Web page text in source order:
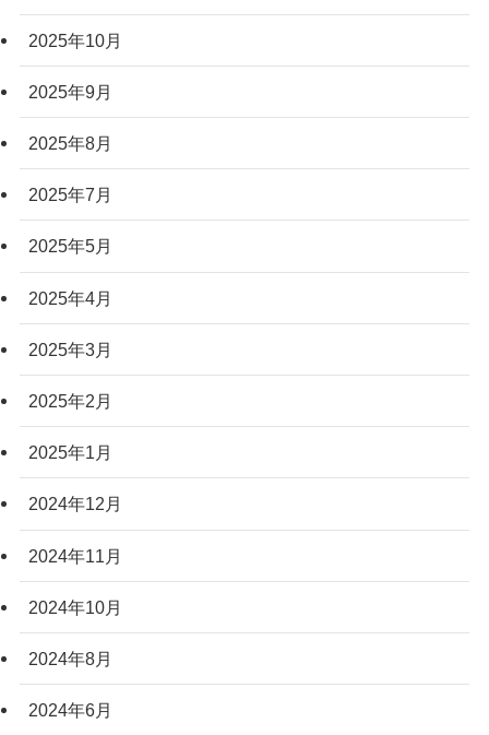
2025年10月
2025年9月
2025年8月
2025年7月
2025年5月
2025年4月
2025年3月
2025年2月
2025年1月
2024年12月
2024年11月
2024年10月
2024年8月
2024年6月